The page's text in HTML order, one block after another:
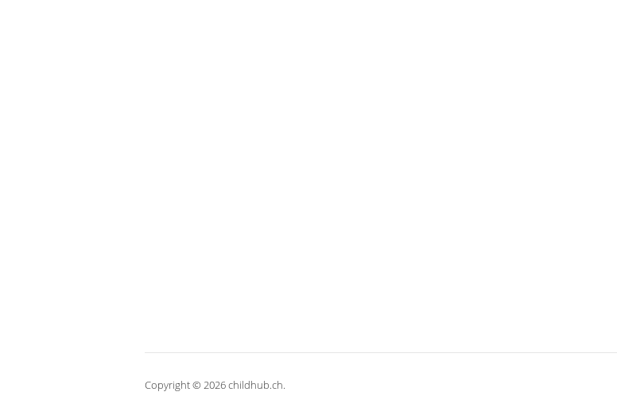
Copyright © 2026 childhub.ch.